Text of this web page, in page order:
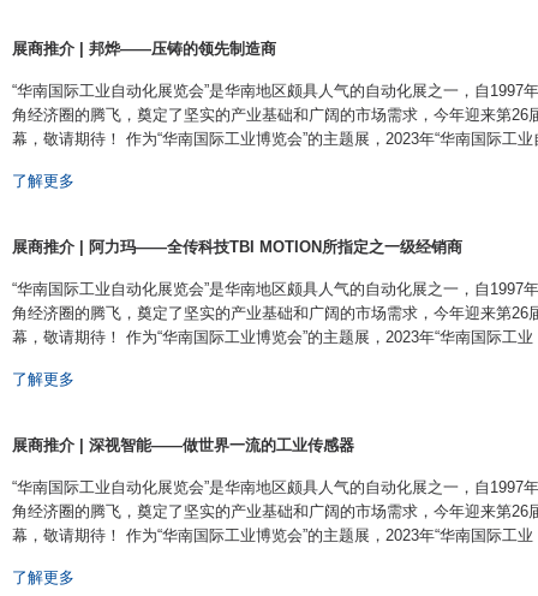
展商推介 | 邦烨——压铸的领先制造商
“华南国际工业自动化展览会”是华南地区颇具人气的自动化展之一，自1997
角经济圈的腾飞，奠定了坚实的产业基础和广阔的市场需求，今年迎来第26
幕，敬请期待！ 作为“华南国际工业博览会”的主题展，2023年“华南国际工业自
了解更多
展商推介 | 阿力玛——全传科技TBI MOTION所指定之一级经销商
“华南国际工业自动化展览会”是华南地区颇具人气的自动化展之一，自1997
角经济圈的腾飞，奠定了坚实的产业基础和广阔的市场需求，今年迎来第26
幕，敬请期待！ 作为“华南国际工业博览会”的主题展，2023年“华南国际工业
了解更多
展商推介 | 深视智能——做世界一流的工业传感器
“华南国际工业自动化展览会”是华南地区颇具人气的自动化展之一，自1997
角经济圈的腾飞，奠定了坚实的产业基础和广阔的市场需求，今年迎来第26
幕，敬请期待！ 作为“华南国际工业博览会”的主题展，2023年“华南国际工业
了解更多